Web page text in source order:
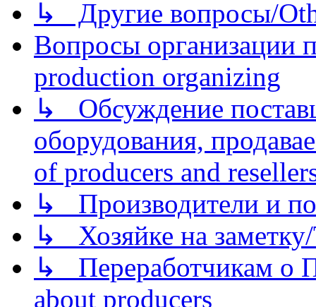
↳ Другие вопросы/
Вопросы организации
production organizing
↳ Обсуждение
оборудования,
of producers and
↳ Производители и
↳ Хозяйке на
↳ Переработчикам о
about producers